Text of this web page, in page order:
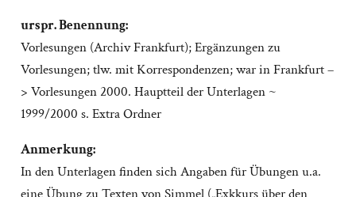
urspr. Benennung:
Vorlesungen (Archiv Frankfurt); Ergänzungen zu
Vorlesungen; tlw. mit Korrespondenzen; war in Frankfurt –
> Vorlesungen 2000. Hauptteil der Unterlagen ~
1999/2000 s. Extra Ordner
Anmerkung:
In den Unterlagen finden sich Angaben für Übungen u.a.